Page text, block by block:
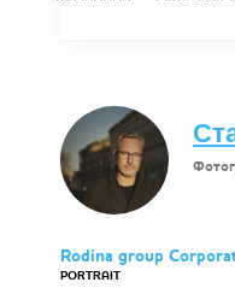
Rodina group
PORTRAIT